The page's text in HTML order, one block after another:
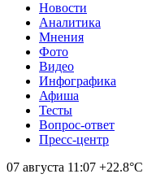
Новости
Аналитика
Мнения
Фото
Видео
Инфографика
Афиша
Тесты
Вопрос-ответ
Пресс-центр
07 августа 11:07 +22.8°С